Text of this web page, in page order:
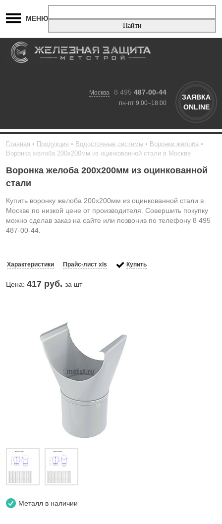
МЕНЮ
Москва 8 495 487-00-44
пн-пт 9:00–18:00
ЗАЯВКА
ONLINE
Главная Продукция Водосточные системы
Воронки желоба
Воронка желоба 200x200мм из оцинкованной стали в Москве
Воронка желоба 200x200мм из оцинкованной
стали
Купить воронку желоба 200x200мм из оцинкованной стали в
Москве по низкой цене от производителя. Совершить покупку
можно сделав заказ на сайте или позвонив по телефону 8 495
487-00-44.
Характеристики Прайс-лист xls Купить
Цена: 417 руб. за шт
Металл в наличии